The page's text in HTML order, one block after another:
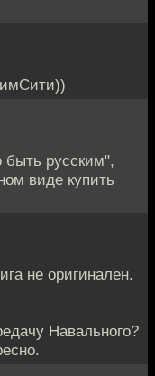
русским",
виде купить
не оригинален.
Навального?